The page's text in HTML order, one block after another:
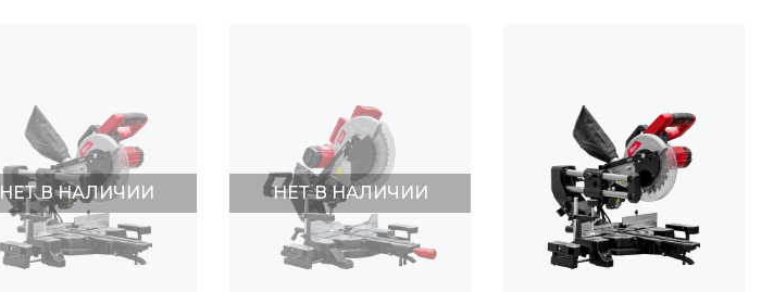
НЕТ В НАЛИЧИИ НЕТ В НАЛИЧИИ